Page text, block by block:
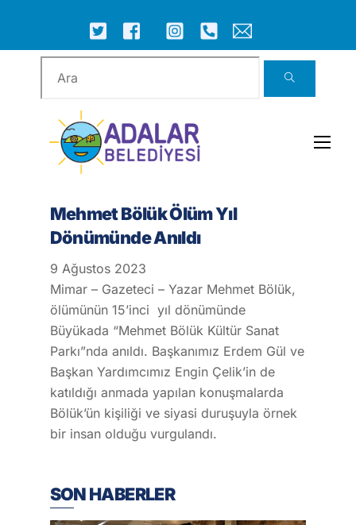
content
ICON
LABEL
ICON
LABEL
ICON
ICON
LABEL
ICON
LABEL
ICON
LABEL
Mehmet Bölük Ölüm Yıl
Dönümünde Anıldı
9 Ağustos 2023
Mimar – Gazeteci – Yazar Mehmet Bölük,
ölümünün 15’inci yıl dönümünde
Büyükada “Mehmet Bölük Kültür Sanat
Parkı”nda anıldı. Başkanımız Erdem Gül ve
Başkan Yardımcımız Engin Çelik’in de
katıldığı anmada yapılan konuşmalarda
Bölük’ün kişiliği ve siyasi duruşuyla örnek
bir insan olduğu vurgulandı.
SON HABERLER